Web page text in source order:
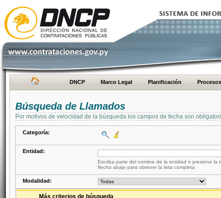
DNCP Marco Legal Planificación Procesos
Búsqueda de Llamados
Por motivos de velocidad de la búsqueda los campos de fecha son
Categoría:
Entidad:
Escriba parte del nombre de la entidad o presione la
flecha abajo para obtener la lista completa
Modalidad:
Más criterios de búsqueda